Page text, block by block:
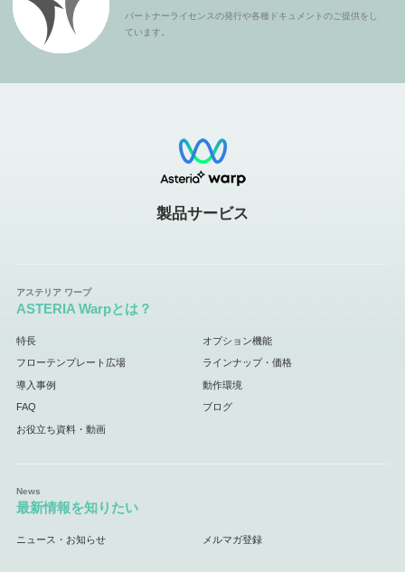
パートナーライセンスの発行や各種ドキュメントのご提供をし
ています。
製品サービス
ASTERIA Warpとは？
特長 オプション機能
フローテンプレート広場 ラインナップ・価格
導入事例 動作環境
FAQ ブログ
お役立ち資料・動画
最新情報を知りたい
ニュース・お知らせ メルマガ登録